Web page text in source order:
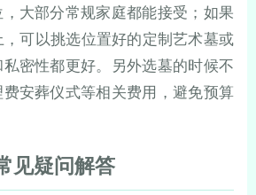
大部分常规家庭都能接受；如果
可以挑选位置好的定制艺术墓或
密性都更好。另外选墓的时候不
安葬仪式等相关费用，避免预算
见疑问解答